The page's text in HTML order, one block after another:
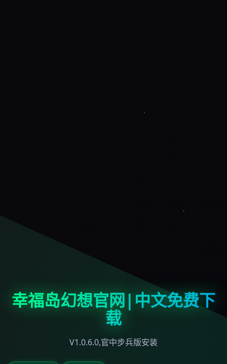
幸福岛幻想官网|中文免费下
载
V1.0.6.0,官中步兵版安装